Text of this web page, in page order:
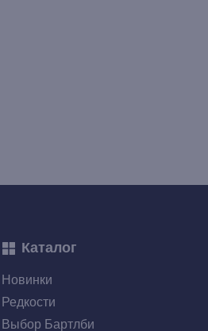
Каталог
Выбор Бартлби
Редкости
Новинки